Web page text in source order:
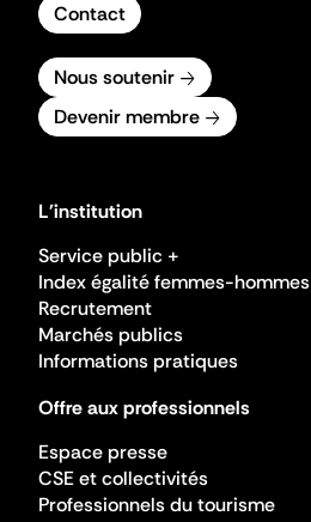
Contact
Nous soutenir
Devenir membre
L'institution
Service public +
Index égalité femmes-hommes
Recrutement
Marchés publics
Informations pratiques
Offre aux professionnels
Espace presse
CSE et collectivités
Professionnels du tourisme